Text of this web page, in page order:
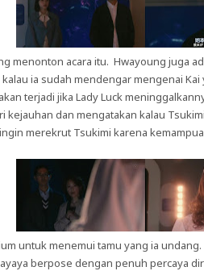
menonton acara itu. Hwayoung juga
ia sudah mendengar mengenai Kai
terjadi jika Lady Luck
kejauhan dan mengatakan kalau
merekrut Tsukimi karena
untuk menemui tamu yang ia
berpose dengan penuh percaya